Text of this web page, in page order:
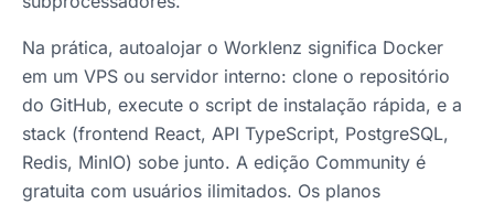
Na prática, autoalojar o Worklenz significa Docker
em um VPS ou servidor interno: clone o repositório
do GitHub, execute o script de instalação rápida, e a
stack (frontend React, API TypeScript, PostgreSQL,
Redis, MinIO) sobe junto. A edição Community é
gratuita com usuários ilimitados. Os planos